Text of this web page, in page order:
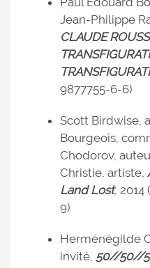
Jean-Philippe
CLAUDE
9877755-6-6)
Scott Birdwise,
Bourgeois,
Chodorov,
Christie, artiste,
Land Lost, 2014
9)
Herménégilde
invité, 50//50//